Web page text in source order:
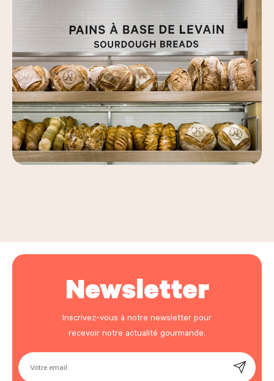
Newsletter
Inscrivez-vous à notre newsletter pour
recevoir notre actualité gourmande.
Votre email